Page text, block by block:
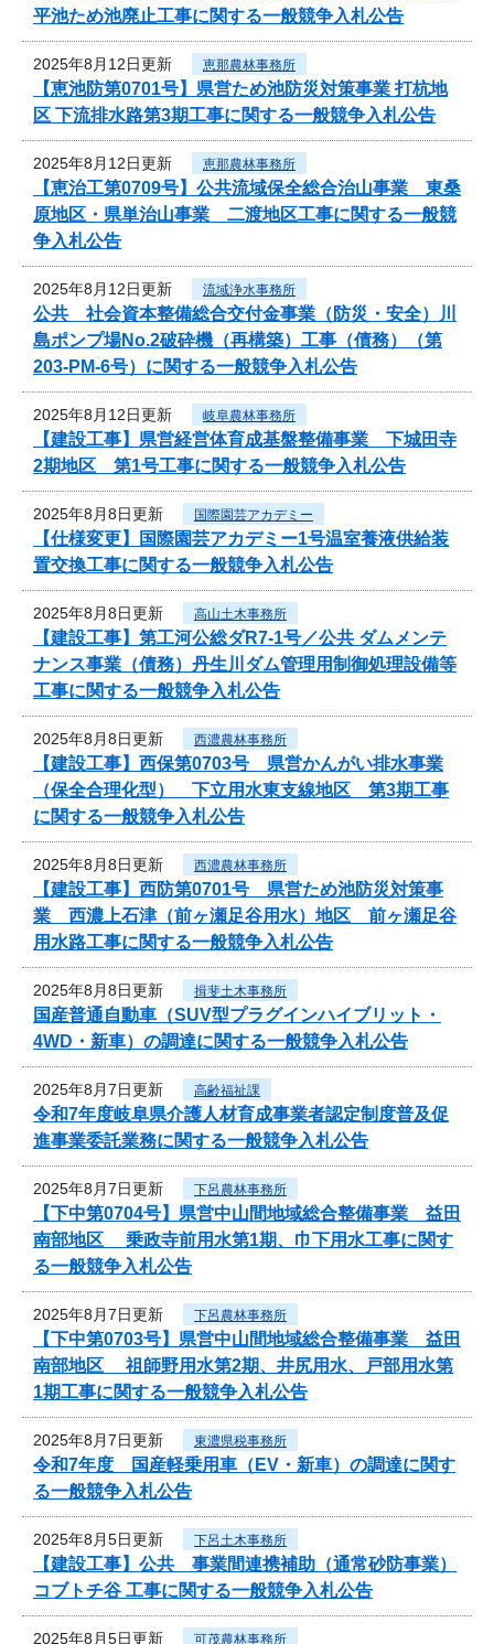
平池ため池廃止工事に関する一般競争入札公告
2025年8月12日更新 恵那農林事務所
【恵池防第0701号】県営ため池防災対策事業 打杭地
区 下流排水路第3期工事に関する一般競争入札公告
2025年8月12日更新 恵那農林事務所
【恵治工第0709号】公共流域保全総合治山事業 東桑
原地区・県単治山事業 二渡地区工事に関する一般競
争入札公告
2025年8月12日更新 流域浄水事務所
公共 社会資本整備総合交付金事業（防災・安全）川
島ポンプ場No.2破砕機（再構築）工事（債務）（第
203-PM-6号）に関する一般競争入札公告
2025年8月12日更新 岐阜農林事務所
【建設工事】県営経営体育成基盤整備事業 下城田寺
2期地区 第1号工事に関する一般競争入札公告
2025年8月8日更新 国際園芸アカデミー
【仕様変更】国際園芸アカデミー1号温室養液供給装
置交換工事に関する一般競争入札公告
2025年8月8日更新 高山土木事務所
【建設工事】第工河公総ダR7-1号／公共 ダムメンテ
ナンス事業（債務）丹生川ダム管理用制御処理設備等
工事に関する一般競争入札公告
2025年8月8日更新 西濃農林事務所
【建設工事】西保第0703号 県営かんがい排水事業
（保全合理化型） 下立用水東支線地区 第3期工事
に関する一般競争入札公告
2025年8月8日更新 西濃農林事務所
【建設工事】西防第0701号 県営ため池防災対策事
業 西濃上石津（前ヶ瀬足谷用水）地区 前ヶ瀬足谷
用水路工事に関する一般競争入札公告
2025年8月8日更新 揖斐土木事務所
国産普通自動車（SUV型プラグインハイブリット・
4WD・新車）の調達に関する一般競争入札公告
2025年8月7日更新 高齢福祉課
令和7年度岐阜県介護人材育成事業者認定制度普及促
進事業委託業務に関する一般競争入札公告
2025年8月7日更新 下呂農林事務所
【下中第0704号】県営中山間地域総合整備事業 益田
南部地区 乗政寺前用水第1期、巾下用水工事に関す
る一般競争入札公告
2025年8月7日更新 下呂農林事務所
【下中第0703号】県営中山間地域総合整備事業 益田
南部地区 祖師野用水第2期、井尻用水、戸部用水第
1期工事に関する一般競争入札公告
2025年8月7日更新 東濃県税事務所
令和7年度 国産軽乗用車（EV・新車）の調達に関す
る一般競争入札公告
2025年8月5日更新 下呂土木事務所
【建設工事】公共 事業間連携補助（通常砂防事業）
コブトチ谷 工事に関する一般競争入札公告
2025年8月5日更新 可茂農林事務所